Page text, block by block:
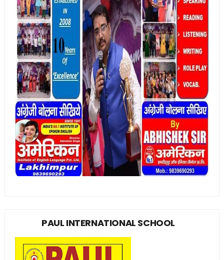
PAUL INTERNATIONAL SCHOOL